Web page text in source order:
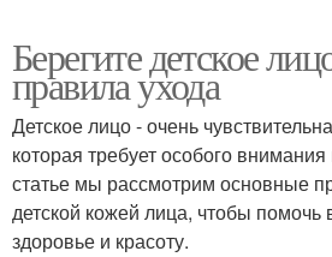
Берегите детское
правила ухода
Детское лицо - очень
которая требует особого
статье мы рассмотрим основные
детской кожей лица, чтобы помочь
здоровье и красоту.